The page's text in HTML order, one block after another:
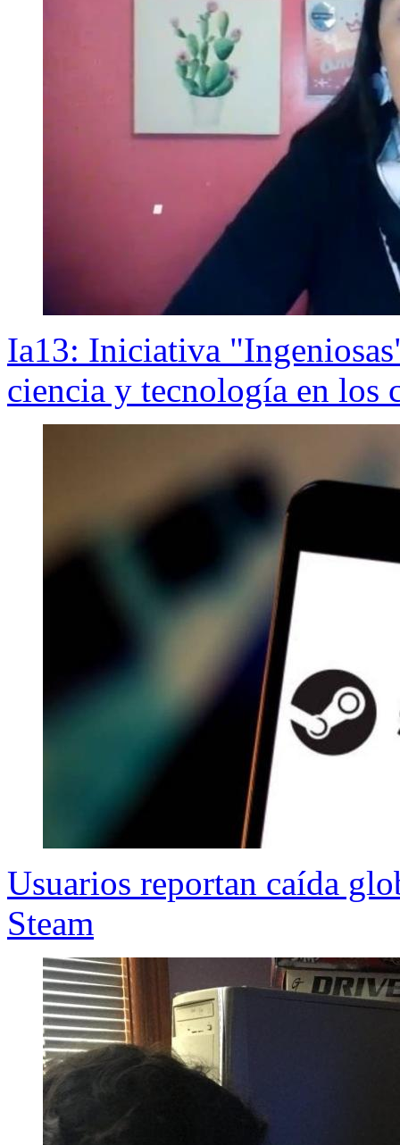
Ia13: Iniciativa
ciencia y tecnología en los
Usuarios reportan caída
Steam